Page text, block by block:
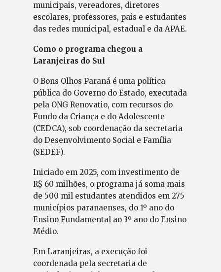
municipais, vereadores, diretores
escolares, professores, pais e estudantes
das redes municipal, estadual e da APAE.
Como o programa chegou a
Laranjeiras do Sul
O Bons Olhos Paraná é uma política
pública do Governo do Estado, executada
pela ONG Renovatio, com recursos do
Fundo da Criança e do Adolescente
(CEDCA), sob coordenação da secretaria
do Desenvolvimento Social e Família
(SEDEF).
Iniciado em 2025, com investimento de
R$ 60 milhões, o programa já soma mais
de 500 mil estudantes atendidos em 275
municípios paranaenses, do 1º ano do
Ensino Fundamental ao 3º ano do Ensino
Médio.
Em Laranjeiras, a execução foi
coordenada pela secretaria de